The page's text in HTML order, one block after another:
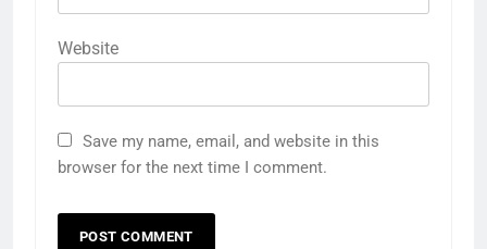
Website
Save my name, email, and website in this
browser for the next time I comment.